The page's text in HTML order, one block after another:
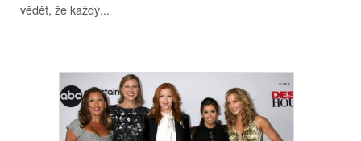
vědět, že každý...